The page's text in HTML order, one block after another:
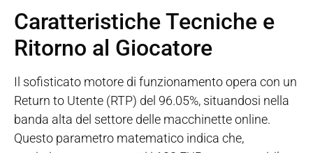
Caratteristiche Tecniche e
Ritorno al Giocatore
Il sofisticato motore di funzionamento opera con un
Return to Utente (RTP) del 96.05%, situandosi nella
banda alta del settore delle macchinette online.
Questo parametro matematico indica che,